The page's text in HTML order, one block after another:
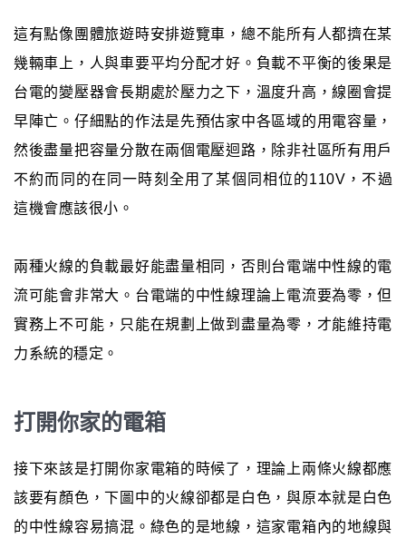
這有點像團體旅遊時安排遊覽車，總不能所有人都擠在某
幾輛車上，人與車要平均分配才好。負載不平衡的後果是
台電的變壓器會長期處於壓力之下，溫度升高，線圈會提
早陣亡。仔細點的作法是先預估家中各區域的用電容量，
然後盡量把容量分散在兩個電壓迴路，除非社區所有用戶
不約而同的在同一時刻全用了某個同相位的110V，不過
這機會應該很小。
兩種火線的負載最好能盡量相同，否則台電端中性線的電
流可能會非常大。台電端的中性線理論上電流要為零，但
實務上不可能，只能在規劃上做到盡量為零，才能維持電
力系統的穩定。
打開你家的電箱
接下來該是打開你家電箱的時候了，理論上兩條火線都應
該要有顏色，下圖中的火線卻都是白色，與原本就是白色
的中性線容易搞混。綠色的是地線，這家電箱內的地線與